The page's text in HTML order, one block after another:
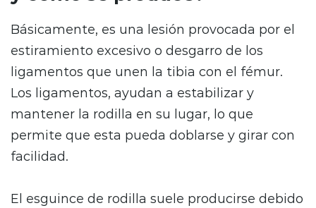
Básicamente, es una lesión provocada por el
estiramiento excesivo o desgarro de los
ligamentos que unen la tibia con el fémur.
Los ligamentos, ayudan a estabilizar y
mantener la rodilla en su lugar, lo que
permite que esta pueda doblarse y girar con
facilidad.
El esguince de rodilla suele producirse debido